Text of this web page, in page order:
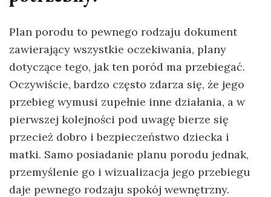
Plan porodu to pewnego rodzaju dokument
zawierający wszystkie oczekiwania, plany
dotyczące tego, jak ten poród ma przebiegać.
Oczywiście, bardzo często zdarza się, że jego
przebieg wymusi zupełnie inne działania, a w
pierwszej kolejności pod uwagę bierze się
przecież dobro i bezpieczeństwo dziecka i
matki. Samo posiadanie planu porodu jednak,
przemyślenie go i wizualizacja jego przebiegu
daje pewnego rodzaju spokój wewnętrzny.